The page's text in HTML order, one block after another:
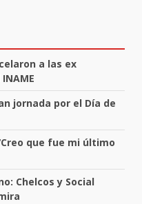
a las ex
jornada por el Día de
que fue mi último
Chelcos y Social